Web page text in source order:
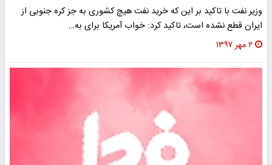
وزیر نفت با تاکید بر این که خرید نفت هیچ کشوری به جز کره جنوبی از
ایران قطع نشده است، تاکید کرد: خواب آمریکا برای به…
۲ مهر ۱۳۹۷